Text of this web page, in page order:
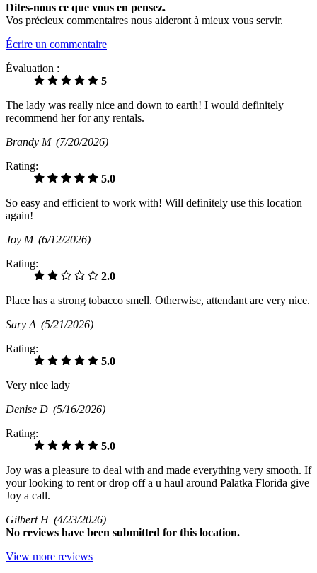
Dites-nous ce que vous en pensez.
Vos précieux commentaires nous aideront à mieux vous servir.
Écrire un commentaire
Évaluation :
5
The lady was really nice and down to earth! I would definitely
recommend her for any rentals.
Brandy M (7/20/2026)
Rating:
5.0
So easy and efficient to work with! Will definitely use this location
again!
Joy M (6/12/2026)
Rating:
2.0
Place has a strong tobacco smell. Otherwise, attendant are very nice.
Sary A (5/21/2026)
Rating:
5.0
Very nice lady
Denise D (5/16/2026)
Rating:
5.0
Joy was a pleasure to deal with and made everything very smooth. If
your looking to rent or drop off a u haul around Palatka Florida give
Joy a call.
Gilbert H (4/23/2026)
No reviews have been submitted for this location.
View more reviews